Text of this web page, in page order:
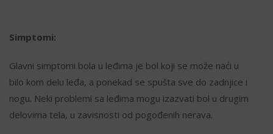
Simptomi:
Glavni simptomi bola u leđima je bol koji se može naći u
bilo kom delu leđa, a ponekad se spušta sve do zadnjice i
nogu. Neki problemi sa leđima mogu izazvati bol u drugim
delovima tela, u zavisnosti od pogođenih nerava.